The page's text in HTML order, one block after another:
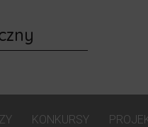
KONKURSY